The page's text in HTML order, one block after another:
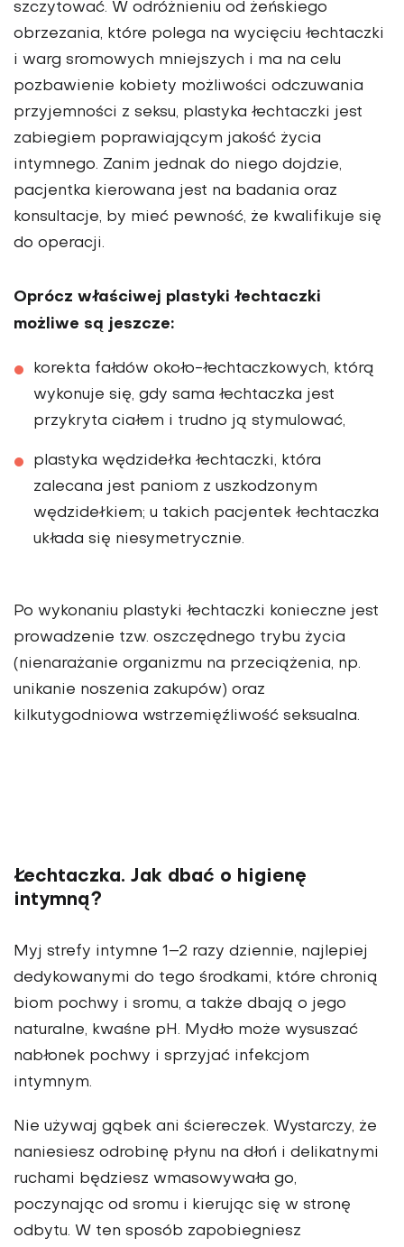
szczytować. W odróżnieniu od żeńskiego
obrzezania, które polega na wycięciu łechtaczki
i warg sromowych mniejszych i ma na celu
pozbawienie kobiety możliwości odczuwania
przyjemności z seksu, plastyka łechtaczki jest
zabiegiem poprawiającym jakość życia
intymnego. Zanim jednak do niego dojdzie,
pacjentka kierowana jest na badania oraz
konsultacje, by mieć pewność, że kwalifikuje się
do operacji.
Oprócz właściwej plastyki łechtaczki
możliwe są jeszcze:
korekta fałdów około-łechtaczkowych, którą
wykonuje się, gdy sama łechtaczka jest
przykryta ciałem i trudno ją stymulować,
plastyka wędzidełka łechtaczki, która
zalecana jest paniom z uszkodzonym
wędzidełkiem; u takich pacjentek łechtaczka
układa się niesymetrycznie.
Po wykonaniu plastyki łechtaczki konieczne jest
prowadzenie tzw. oszczędnego trybu życia
(nienarażanie organizmu na przeciążenia, np.
unikanie noszenia zakupów) oraz
kilkutygodniowa wstrzemięźliwość seksualna.
Łechtaczka. Jak dbać o higienę
intymną?
Myj strefy intymne 1–2 razy dziennie, najlepiej
dedykowanymi do tego środkami, które chronią
biom pochwy i sromu, a także dbają o jego
naturalne, kwaśne pH. Mydło może wysuszać
nabłonek pochwy i sprzyjać infekcjom
intymnym.
Nie używaj gąbek ani ściereczek. Wystarczy, że
naniesiesz odrobinę płynu na dłoń i delikatnymi
ruchami będziesz wmasowywała go,
poczynając od sromu i kierując się w stronę
odbytu. W ten sposób zapobiegniesz